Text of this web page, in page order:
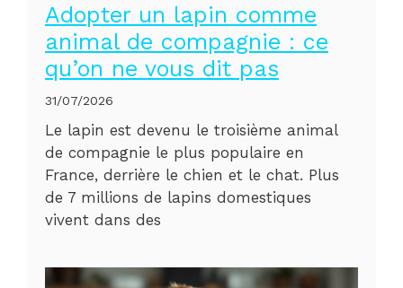
Adopter un lapin comme
animal de compagnie : ce
qu’on ne vous dit pas
31/07/2026
Le lapin est devenu le troisième animal
de compagnie le plus populaire en
France, derrière le chien et le chat. Plus
de 7 millions de lapins domestiques
vivent dans des